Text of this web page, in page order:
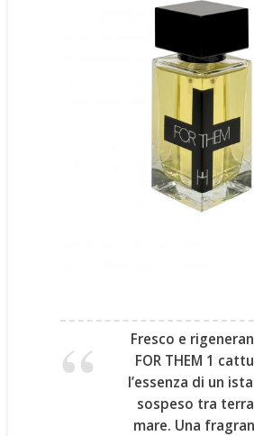
Fresco e
FOR THEM 1
l’essenza di un
sospeso tra
mare. Una